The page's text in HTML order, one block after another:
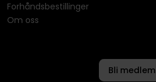
Forhåndsbestillinger
Om oss
Bli medlem